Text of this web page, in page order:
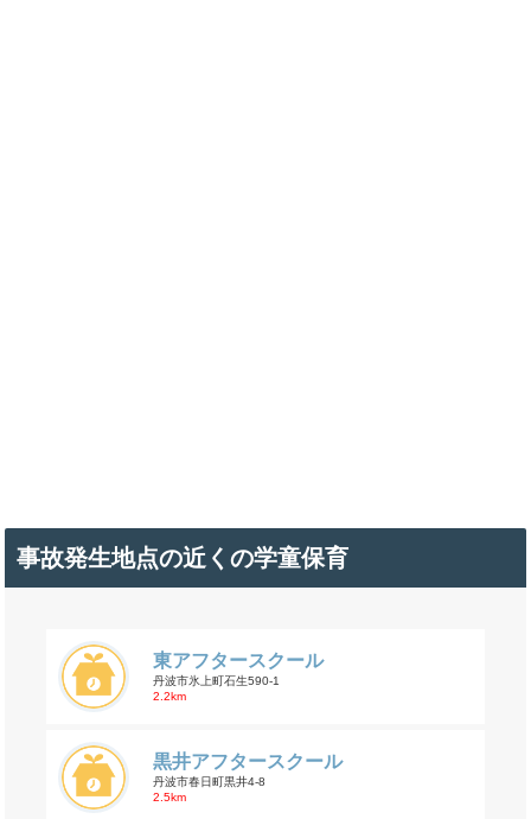
事故発生地点の近くの学童保育
東アフタースクール
丹波市氷上町石生590-1
2.2km
黒井アフタースクール
丹波市春日町黒井4-8
2.5km